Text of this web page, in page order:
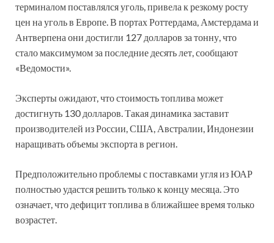
терминалом поставлялся уголь, привела к резкому росту
цен на уголь в Европе. В портах Роттердама, Амстердама и
Антверпена они достигли 127 долларов за тонну, что
стало максимумом за последние десять лет, сообщают
«Ведомости».
Эксперты ожидают, что стоимость топлива может
достигнуть 130 долларов. Такая динамика заставит
производителей из России, США, Австралии, Индонезии
наращивать объемы экспорта в регион.
Предположительно проблемы с поставками угля из ЮАР
полностью удастся решить только к концу месяца. Это
означает, что дефицит топлива в ближайшее время только
возрастет.